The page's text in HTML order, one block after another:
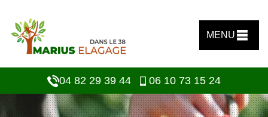
MENU
04 82 29 39 44 06 10 73 15 24